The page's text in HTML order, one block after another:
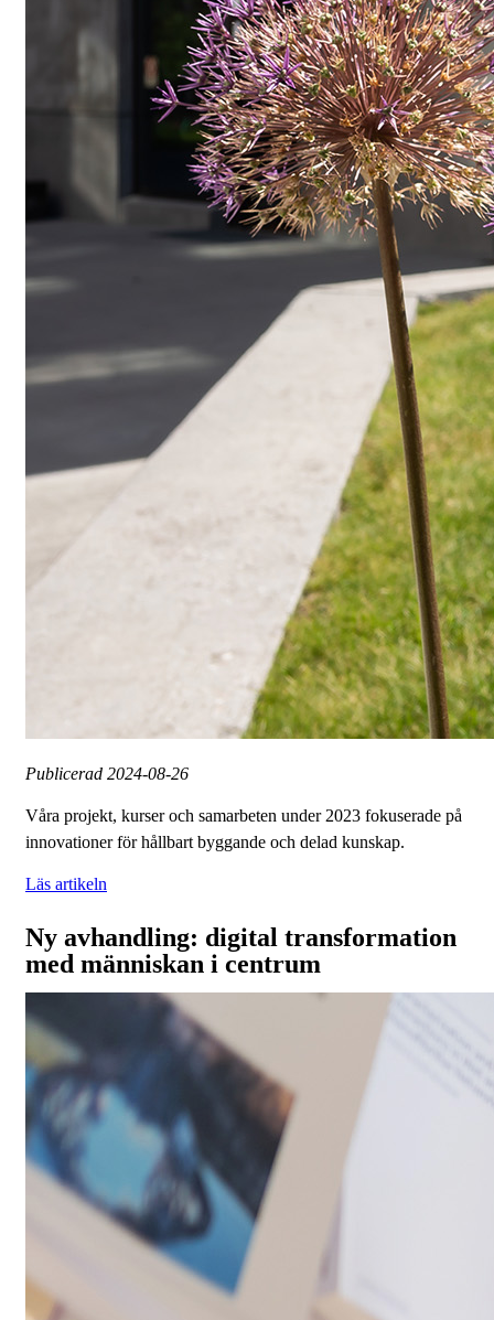
Publicerad 2024-08-26
Våra projekt, kurser och samarbeten under 2023 fokuserade på
innovationer för hållbart byggande och delad kunskap.
Läs artikeln
Ny avhandling: digital transformation
med människan i centrum